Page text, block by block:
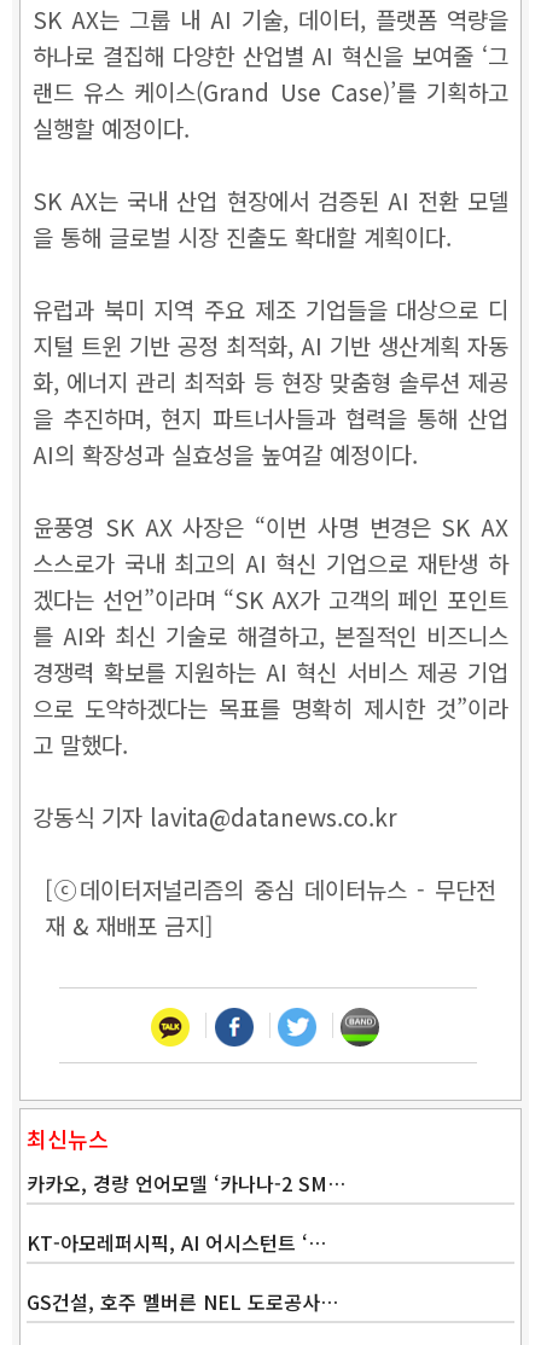
SK AX는 그룹 내 AI 기술, 데이터, 플랫폼 역량을
하나로 결집해 다양한 산업별 AI 혁신을 보여줄 ‘그
랜드 유스 케이스(Grand Use Case)’를 기획하고
실행할 예정이다.
SK AX는 국내 산업 현장에서 검증된 AI 전환 모델
을 통해 글로벌 시장 진출도 확대할 계획이다.
유럽과 북미 지역 주요 제조 기업들을 대상으로 디
지털 트윈 기반 공정 최적화, AI 기반 생산계획 자동
화, 에너지 관리 최적화 등 현장 맞춤형 솔루션 제공
을 추진하며, 현지 파트너사들과 협력을 통해 산업
AI의 확장성과 실효성을 높여갈 예정이다.
윤풍영 SK AX 사장은 “이번 사명 변경은 SK AX
스스로가 국내 최고의 AI 혁신 기업으로 재탄생 하
겠다는 선언”이라며 “SK AX가 고객의 페인 포인트
를 AI와 최신 기술로 해결하고, 본질적인 비즈니스
경쟁력 확보를 지원하는 AI 혁신 서비스 제공 기업
으로 도약하겠다는 목표를 명확히 제시한 것”이라
고 말했다.
강동식 기자 lavita@datanews.co.kr
[ⓒ데이터저널리즘의 중심 데이터뉴스 - 무단전
재 & 재배포 금지]
최신뉴스
카카오, 경량 언어모델 ‘카나나-2 SM…
KT-아모레퍼시픽, AI 어시스턴트 ‘…
GS건설, 호주 멜버른 NEL 도로공사…